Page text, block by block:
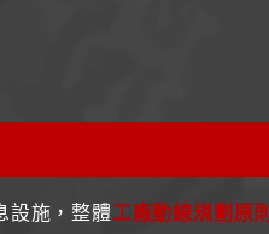
設施，整體工廠動線規劃原則